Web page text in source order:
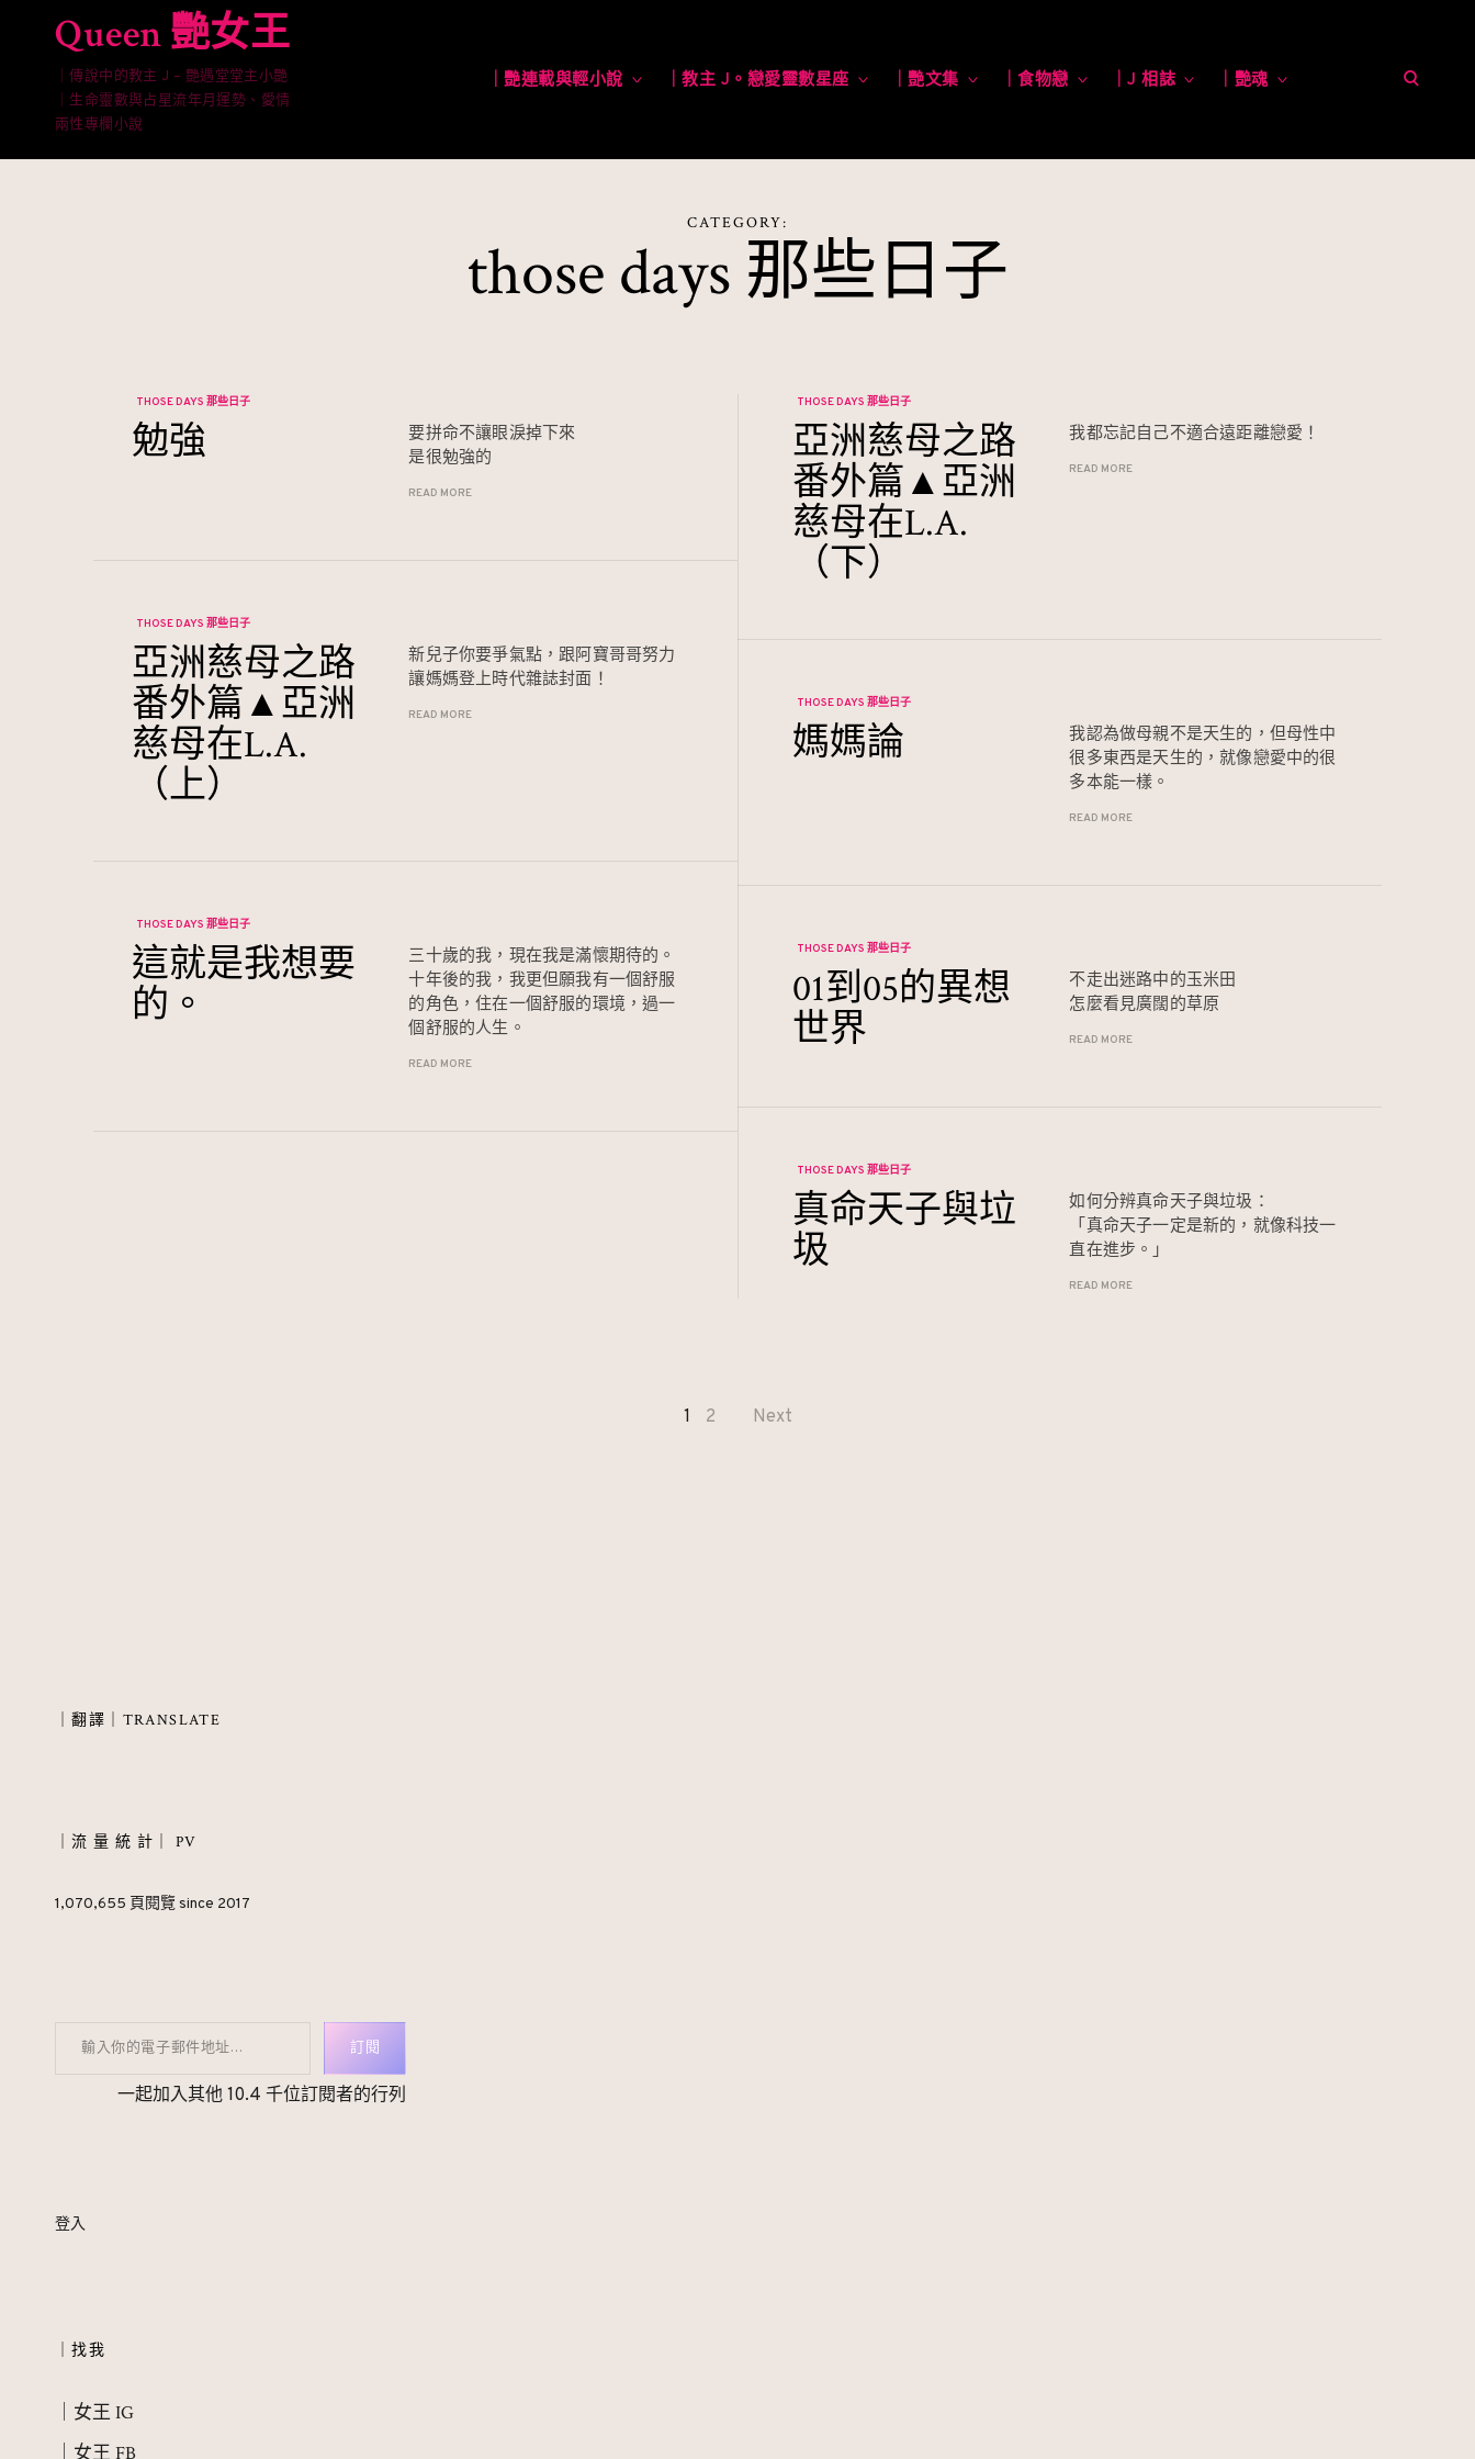
content
Queen 艷女王
｜傳說中的教主 J – 艷遇堂堂主小艷
｜生命靈數與占星流年月運勢、愛情
兩性專欄小說
｜艷連載與輕小說 toggle
child
｜教主 J。戀愛靈數星座 toggle
child
｜艷文集 toggle
child
｜食物戀 toggle
child
｜J 相誌 toggle
child
｜艷魂
open
CATEGORY:
those days 那些日子
THOSE DAYS 那些日子
勉強
要拼命不讓眼淚掉下來
是很勉強的
READ MORE
THOSE DAYS 那些日子
亞洲慈母之路
番外篇▲亞洲
慈母在L.A.
（下）
我都忘記自己不適合遠距離戀愛！
READ MORE
THOSE DAYS 那些日子
亞洲慈母之路
番外篇▲亞洲
慈母在L.A.
（上）
新兒子你要爭氣點，跟阿寶哥哥努力
讓媽媽登上時代雜誌封面！
READ MORE
THOSE DAYS 那些日子
媽媽論
我認為做母親不是天生的，但母性中
很多東西是天生的，就像戀愛中的很
多本能一樣。
READ MORE
THOSE DAYS 那些日子
這就是我想要
的。
三十歲的我，現在我是滿懷期待的。
十年後的我，我更但願我有一個舒服
的角色，住在一個舒服的環境，過一
個舒服的人生。
READ MORE
THOSE DAYS 那些日子
01到05的異想
世界
不走出迷路中的玉米田
怎麼看見廣闊的草原
READ MORE
THOSE DAYS 那些日子
真命天子與垃
圾
如何分辨真命天子與垃圾：
「真命天子一定是新的，就像科技一
直在進步。」
READ MORE
1 2 Next
｜翻譯｜TRANSLATE
｜流 量 統 計｜ PV
1,070,655 頁閱覽 since 2017
訂閱
一起加入其他 10.4 千位訂閱者的行列
登入
｜找我
｜女王 IG
｜女王 FB